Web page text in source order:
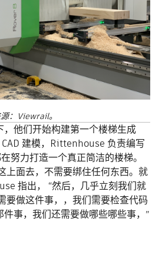
：Viewrail。
他们开始构建第一个楼梯生成
建模， Rittenhouse 负责编写
努力打造一个真正简洁的楼梯。
上面去，不需要绑住任何东西。就
指出， “然后，几乎立刻我们就
要做这件事，，我们需要检查代码
事，我们还需要做哪些哪些事，”